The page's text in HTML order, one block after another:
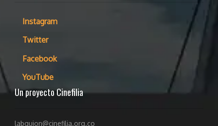
Instagram
Twitter
Facebook
YouTube
Un proyecto Cinefilia
labguion@cinefilia.org.co